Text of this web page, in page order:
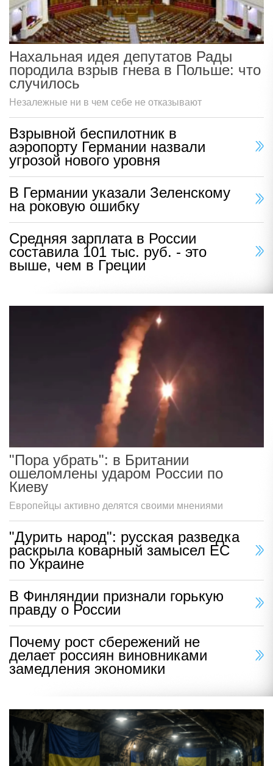
Нахальная идея депутатов Рады
породила взрыв гнева в Польше: что
случилось
Незалежные ни в чем себе не отказывают
Взрывной беспилотник в
аэропорту Германии назвали
угрозой нового уровня
В Германии указали Зеленскому
на роковую ошибку
Средняя зарплата в России
составила 101 тыс. руб. - это
выше, чем в Греции
"Пора убрать": в Британии
ошеломлены ударом России по
Киеву
Европейцы активно делятся своими мнениями
"Дурить народ": русская разведка
раскрыла коварный замысел ЕС
по Украине
В Финляндии признали горькую
правду о России
Почему рост сбережений не
делает россиян виновниками
замедления экономики